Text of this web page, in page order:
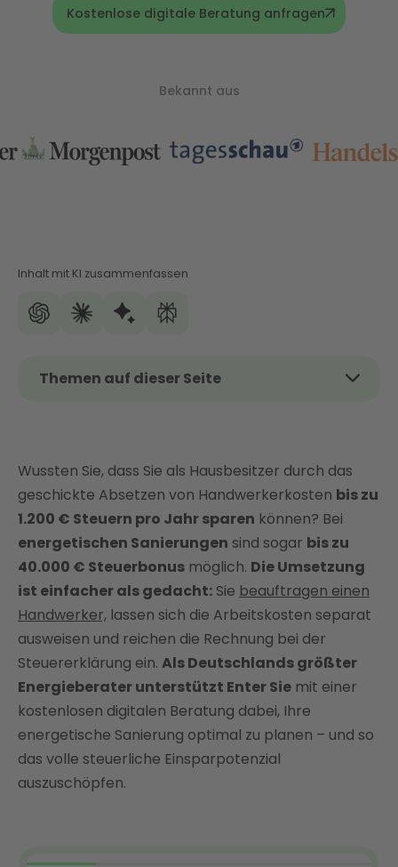
Kostenlose digitale Beratung anfragen
Bekannt aus
Inhalt mit KI zusammenfassen
Themen auf dieser Seite
Voraussetzungen und Höchstgrenzen
Praktische Tipps zur Steuer-Optimierung
Enter: Deutschlands größter Energieberater an
Ihrer Seite
FAQ
Wussten Sie, dass Sie als Hausbesitzer durch das
geschickte Absetzen von Handwerkerkosten bis zu
1.200 € Steuern pro Jahr sparen können? Bei
energetischen Sanierungen sind sogar bis zu
40.000 € Steuerbonus möglich. Die Umsetzung
ist einfacher als gedacht: Sie beauftragen einen
Handwerker, lassen sich die Arbeitskosten separat
ausweisen und reichen die Rechnung bei der
Steuererklärung ein. Als Deutschlands größter
Energieberater unterstützt Enter Sie mit einer
kostenlosen digitalen Beratung dabei, Ihre
energetische Sanierung optimal zu planen – und so
das volle steuerliche Einsparpotenzial
auszuschöpfen.